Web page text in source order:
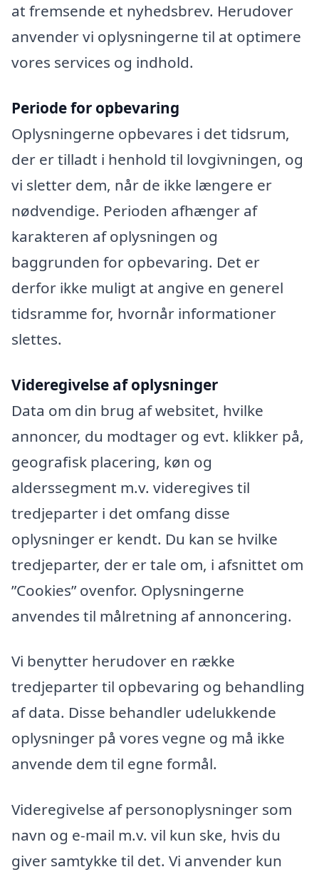
at fremsende et nyhedsbrev. Herudover
anvender vi oplysningerne til at optimere
vores services og indhold.
Periode for opbevaring
Oplysningerne opbevares i det tidsrum,
der er tilladt i henhold til lovgivningen, og
vi sletter dem, når de ikke længere er
nødvendige. Perioden afhænger af
karakteren af oplysningen og
baggrunden for opbevaring. Det er
derfor ikke muligt at angive en generel
tidsramme for, hvornår informationer
slettes.
Videregivelse af oplysninger
Data om din brug af websitet, hvilke
annoncer, du modtager og evt. klikker på,
geografisk placering, køn og
alderssegment m.v. videregives til
tredjeparter i det omfang disse
oplysninger er kendt. Du kan se hvilke
tredjeparter, der er tale om, i afsnittet om
”Cookies” ovenfor. Oplysningerne
anvendes til målretning af annoncering.
Vi benytter herudover en række
tredjeparter til opbevaring og behandling
af data. Disse behandler udelukkende
oplysninger på vores vegne og må ikke
anvende dem til egne formål.
Videregivelse af personoplysninger som
navn og e-mail m.v. vil kun ske, hvis du
giver samtykke til det. Vi anvender kun